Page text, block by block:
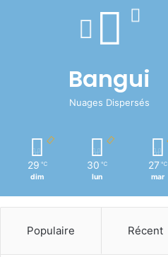
Bangui
Nuages Dispersés
29 ℃
dim
30 ℃
lun
27 ℃
mar
Populaire Récent